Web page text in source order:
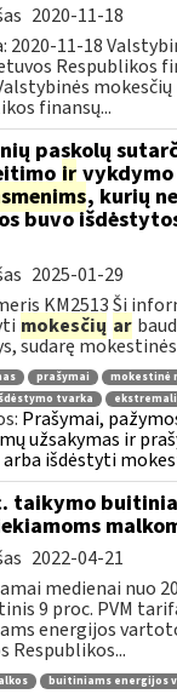
2020-11-18
11-18
Respublikos
finansų...
paskolų
ir vykdymo
, kurių
buvo
2025-01-29
KM2513 Ši
mokesčių ar
sudarę
prašymai
mokestinė
tvarka
Prašymai,
užsakymas ir
išdėstyti
taikymo
2022-04-21
medienai nuo
9 proc. PVM
energijos
Respublikos...
buitiniams energijos